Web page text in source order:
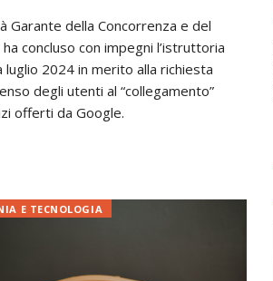
Garante della Concorrenza e del
concluso con impegni l’istruttoria
luglio 2024 in merito alla richiesta
degli utenti al “collegamento”
offerti da Google.
E TECNOLOGIA